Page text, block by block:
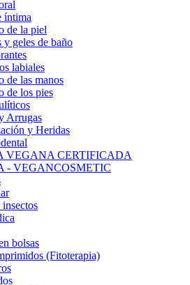
íntima
de la piel
y geles de baño
labiales
de las manos
de los pies
Arrugas
y Heridas
VEGANA CERTIFICADA
- VEGANCOSMETIC
insectos
bolsas
(Fitoterapia)